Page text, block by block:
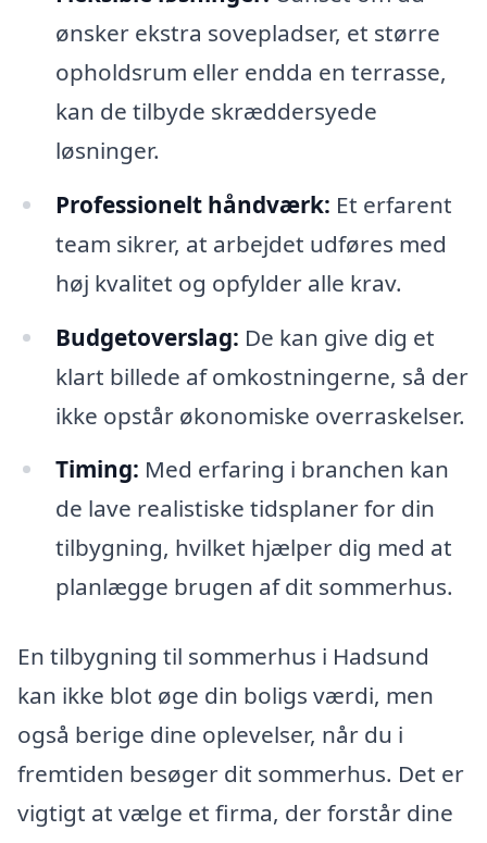
ønsker ekstra sovepladser, et større
opholdsrum eller endda en terrasse,
kan de tilbyde skræddersyede
løsninger.
Professionelt håndværk: Et erfarent
team sikrer, at arbejdet udføres med
høj kvalitet og opfylder alle krav.
Budgetoverslag: De kan give dig et
klart billede af omkostningerne, så der
ikke opstår økonomiske overraskelser.
Timing: Med erfaring i branchen kan
de lave realistiske tidsplaner for din
tilbygning, hvilket hjælper dig med at
planlægge brugen af dit sommerhus.
En tilbygning til sommerhus i Hadsund
kan ikke blot øge din boligs værdi, men
også berige dine oplevelser, når du i
fremtiden besøger dit sommerhus. Det er
vigtigt at vælge et firma, der forstår dine